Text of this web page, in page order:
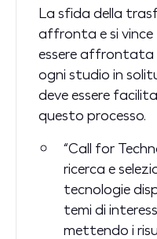
La sfida della
affronta e si
essere affrontata
ogni studio in
deve essere
questo processo.
“Call for
ricerca e
tecnologie
temi di
mettendo i